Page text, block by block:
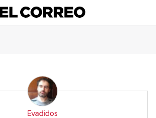
Evadidos